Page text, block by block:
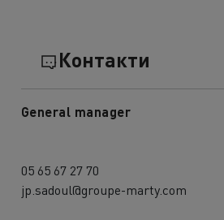
Контакти
General manager
05 65 67 27 70
jp.sadoul@groupe-marty.com